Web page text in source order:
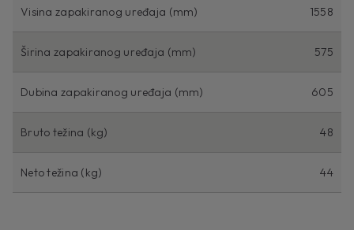
Visina zapakiranog uređaja (mm) 1558
Širina zapakiranog uređaja (mm) 575
Dubina zapakiranog uređaja (mm) 605
Bruto težina (kg) 48
Neto težina (kg) 44